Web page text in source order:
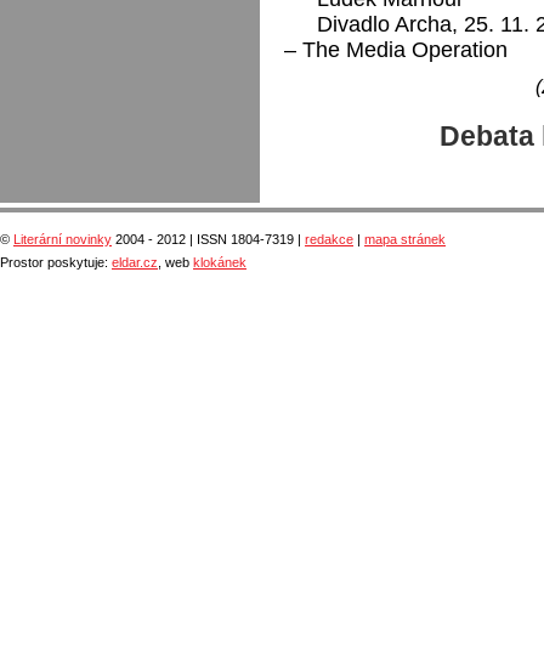
Divadlo Archa, 25. 11.
– The Media Operation
Debata
© Literární novinky 2004 - 2012 | ISSN 1804-7319 | redakce
mapa stránek
Prostor poskytuje: eldar.cz , web klokánek